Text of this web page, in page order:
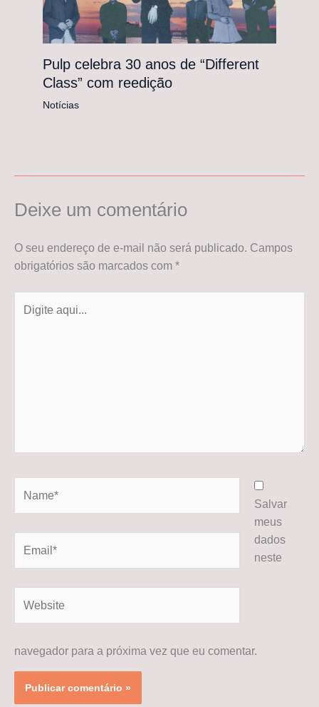
Pulp celebra 30 anos de “Different
Class” com reedição
Notícias
Deixe um comentário
O seu endereço de e-mail não será publicado. Campos
obrigatórios são marcados com *
aqui...
Salvar
meus
dados
neste
navegador para a próxima vez que eu comentar.